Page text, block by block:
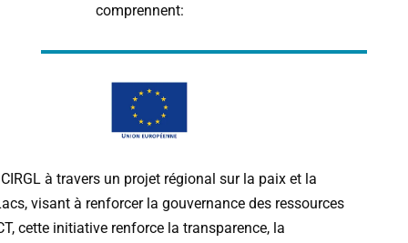
comprennent:
CIRGL à travers un projet régional sur la paix et la
, visant à renforcer la gouvernance des ressources
, cette initiative renforce la transparence, la